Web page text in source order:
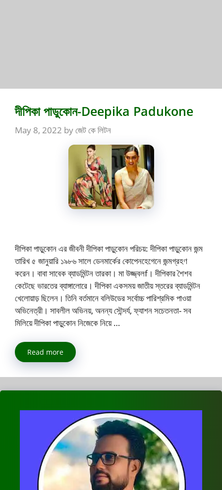
দীপিকা পাডুকোন-Deepika Padukone
May 8, 2022 byজেট কে লিটন
দীপিকা পাড়ুকোন এর জীবনী দীপিকা পাড়ুকোন পরিচয়: দীপিকা পাড়ুকোন জন্ম
তারিখ ৫ জানুয়ারি ১৯৮৬ সালে ডেনমার্কের কোপেনহেগেনে জন্মগ্রহণ
করেন। বাবা সাবেক ব্যাডমিন্টন তারকা। মা উজ্জ্বলf। দীপিকার শৈশব
কেটেছে ভারতের ব্যাঙ্গালোরে। দীপিকা একসময় জাতীয় স্তরের ব্যাডমিন্টন
খেলোয়াড় ছিলেন। তিনি বর্তমানে বলিউডের সর্বোচ্চ পারিশ্রমিক পাওয়া
অভিনেত্রী। সাবলীল অভিনয়, অনন্য সৌন্দর্য, ফ্যাশন সচেতনতা- সব
মিলিয়ে দীপিকা পাড়ুকোন নিজেকে নিয়ে …
Read more